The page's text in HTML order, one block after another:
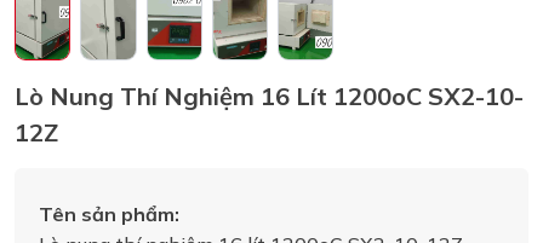
Lò Nung Thí Nghiệm 16 Lít 1200oC SX2-10-
12Z
Tên sản phẩm: